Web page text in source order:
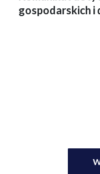
gospodarskich i